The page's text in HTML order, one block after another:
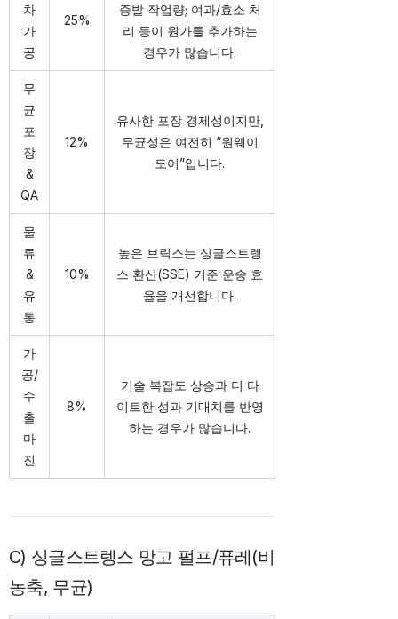
차
가
공
25%
증발 작업량; 여과/효소 처
리 등이 원가를 추가하는
경우가 많습니다.
무
균
포
장
&
QA
12%
유사한 포장 경제성이지만,
무균성은 여전히 “원웨이
도어”입니다.
물
류
&
유
통
10%
높은 브릭스는 싱글스트렝
스 환산(SSE) 기준 운송 효
율을 개선합니다.
가
공/
수
출
마
진
8%
기술 복잡도 상승과 더 타
이트한 성과 기대치를 반영
하는 경우가 많습니다.
C) 싱글스트렝스 망고 펄프/퓨레(비
농축, 무균)